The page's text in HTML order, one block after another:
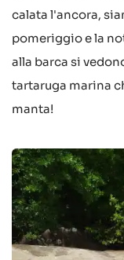
calata l'ancora,
pomeriggio e la
alla barca si
tartaruga marina
manta!